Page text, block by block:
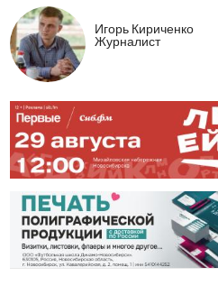
Игорь Кириченко
Журналист